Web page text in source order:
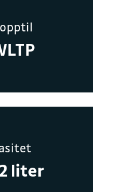
liter